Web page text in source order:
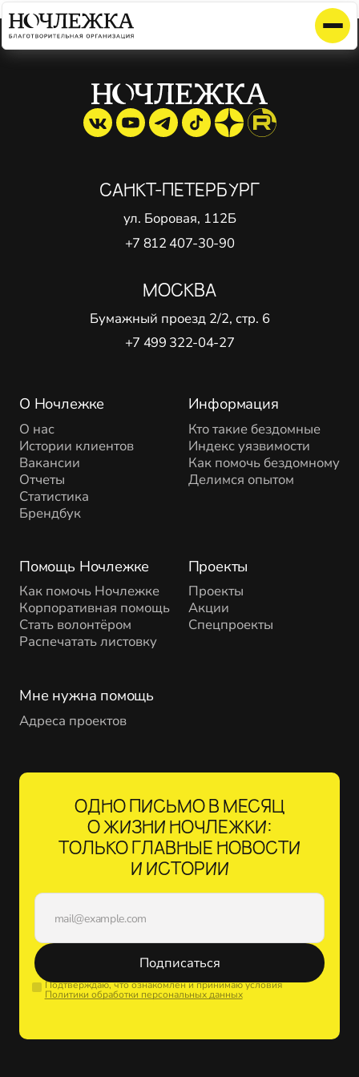
Элемент не найден!
О Ночлежке
О нас
Истории клиентов
Вакансии
Отчеты
Статистика
Брендбук
Помощь Ночлежке
Как помочь Ночлежке
Корпоративная помощь
Стать волонтёром
Распечатать листовку
Проекты
Проекты
Акции
Спецпроекты
Информация
Кто такие бездомные
Индекс уязвимости
Как помочь бездомному
Делимся опытом
Мне нужна помощь
Адреса проектов
САНКТ-ПЕТЕРБУРГ
ул. Боровая, 112Б
+7 812 407-30-90
МОСКВА
Бумажный проезд 2/2, стр. 6
+7 499 322-04-27
ОДНО ПИСЬМО В МЕСЯЦ
О ЖИЗНИ НОЧЛЕЖКИ:
ТОЛЬКО ГЛАВНЫЕ НОВОСТИ
И ИСТОРИИ
Подписаться
Подтверждаю, что ознакомлен и принимаю условия
Политики обработки персональных данных